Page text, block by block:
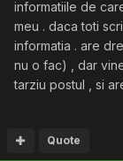
informatiile de
meu . daca toti
informatia . are
nu o fac) , dar
tarziu postul , si
Quote